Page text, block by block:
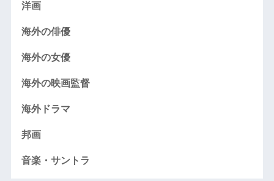
洋画
海外の俳優
海外の女優
海外の映画監督
海外ドラマ
邦画
音楽・サントラ